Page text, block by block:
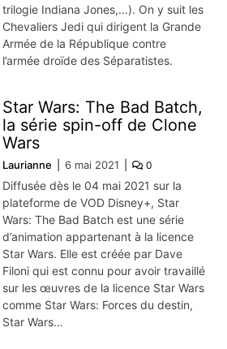
trilogie Indiana Jones,…). On y suit les
Chevaliers Jedi qui dirigent la Grande
Armée de la République contre
l’armée droïde des Séparatistes.
Star Wars: The Bad Batch,
la série spin-off de Clone
Wars
Laurianne 6 mai 2021 0
Diffusée dès le 04 mai 2021 sur la
plateforme de VOD Disney+, Star
Wars: The Bad Batch est une série
d’animation appartenant à la licence
Star Wars. Elle est créée par Dave
Filoni qui est connu pour avoir travaillé
sur les œuvres de la licence Star Wars
comme Star Wars: Forces du destin,
Star Wars…